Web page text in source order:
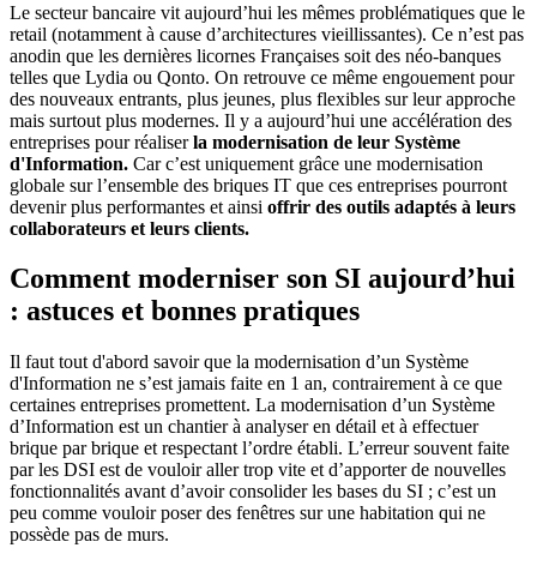
Le secteur bancaire vit aujourd’hui les mêmes problématiques que le
retail (notamment à cause d’architectures vieillissantes). Ce n’est pas
anodin que les dernières licornes Françaises soit des néo-banques
telles que Lydia ou Qonto. On retrouve ce même engouement pour
des nouveaux entrants, plus jeunes, plus flexibles sur leur approche
mais surtout plus modernes. Il y a aujourd’hui une accélération des
entreprises pour réaliserla modernisation de leur Système
d'Information. Car c’est uniquement grâce une modernisation
globale sur l’ensemble des briques IT que ces entreprises pourront
devenir plus performantes et ainsi offrir des outils adaptés à leurs
collaborateurs et leurs clients.
Comment moderniser son SI aujourd’hui
: astuces et bonnes pratiques
Il faut tout d'abord savoir que la modernisation d’un Système
d'Information ne s’est jamais faite en 1 an, contrairement à ce que
certaines entreprises promettent. La modernisation d’un Système
d’Information est un chantier à analyser en détail et à effectuer
brique par brique et respectant l’ordre établi. L’erreur souvent faite
par les DSI est de vouloir aller trop vite et d’apporter de nouvelles
fonctionnalités avant d’avoir consolider les bases du SI ; c’est un
peu comme vouloir poser des fenêtres sur une habitation qui ne
possède pas de murs.